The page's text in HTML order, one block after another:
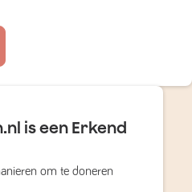
is een Erkend
om te doneren